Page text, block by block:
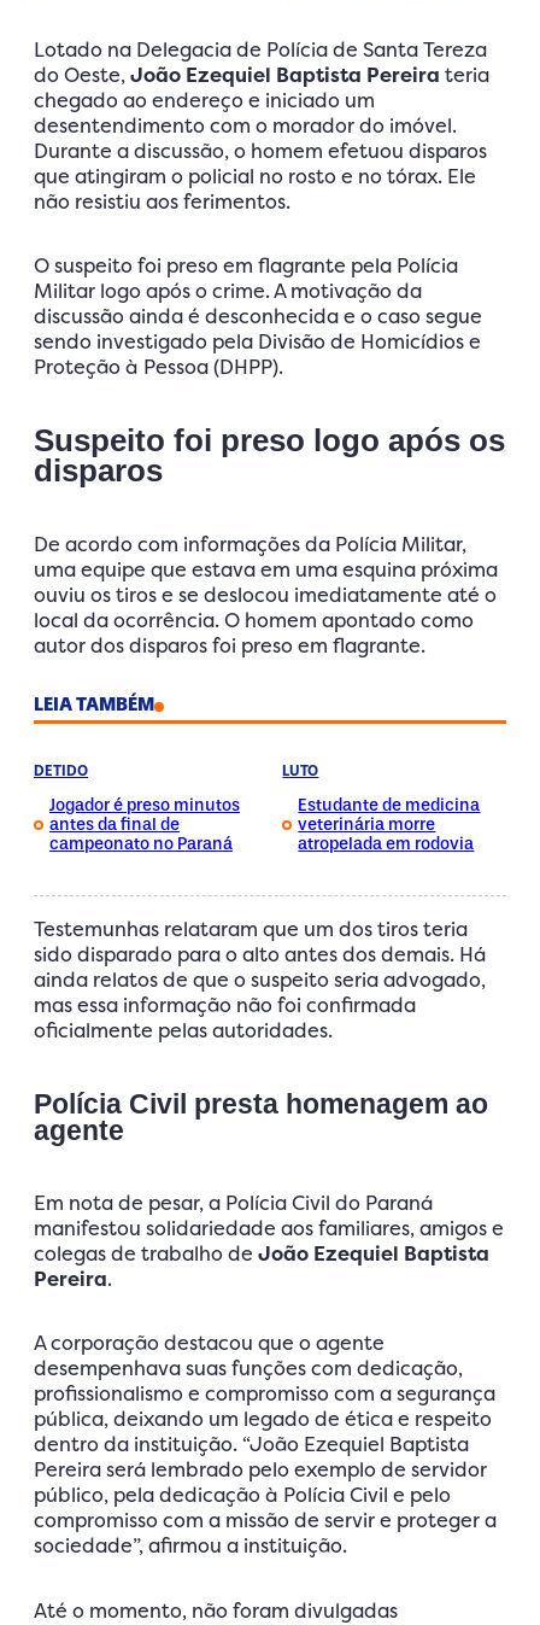
Lotado na Delegacia de Polícia de Santa Tereza
do Oeste,João Ezequiel Baptista Pereira teria
chegado ao endereço e iniciado um
desentendimento com o morador do imóvel.
Durante a discussão, o homem efetuou disparos
que atingiram o policial no rosto e no tórax. Ele
não resistiu aos ferimentos.
O suspeito foi preso em flagrante pela Polícia
Militar logo após o crime. A motivação da
discussão ainda é desconhecida e o caso segue
sendo investigado pela Divisão de Homicídios e
Proteção à Pessoa (DHPP).
Suspeito foi preso logo após os
disparos
De acordo com informações da Polícia Militar,
uma equipe que estava em uma esquina próxima
ouviu os tiros e se deslocou imediatamente até o
local da ocorrência. O homem apontado como
autor dos disparos foi preso em flagrante.
LEIA TAMBÉM
DETIDO
Jogador é preso minutos
antes da final de
campeonato no Paraná
LUTO
Estudante de medicina
veterinária morre
atropelada em rodovia
Testemunhas relataram que um dos tiros teria
sido disparado para o alto antes dos demais. Há
ainda relatos de que o suspeito seria advogado,
mas essa informação não foi confirmada
oficialmente pelas autoridades.
Polícia Civil presta homenagem ao
agente
Em nota de pesar, a Polícia Civil do Paraná
manifestou solidariedade aos familiares, amigos e
colegas de trabalho de João Ezequiel Baptista
Pereira.
A corporação destacou que o agente
desempenhava suas funções com dedicação,
profissionalismo e compromisso com a segurança
pública, deixando um legado de ética e respeito
dentro da instituição. “João Ezequiel Baptista
Pereira será lembrado pelo exemplo de servidor
público, pela dedicação à Polícia Civil e pelo
compromisso com a missão de servir e proteger a
sociedade”, afirmou a instituição.
Até o momento, não foram divulgadas